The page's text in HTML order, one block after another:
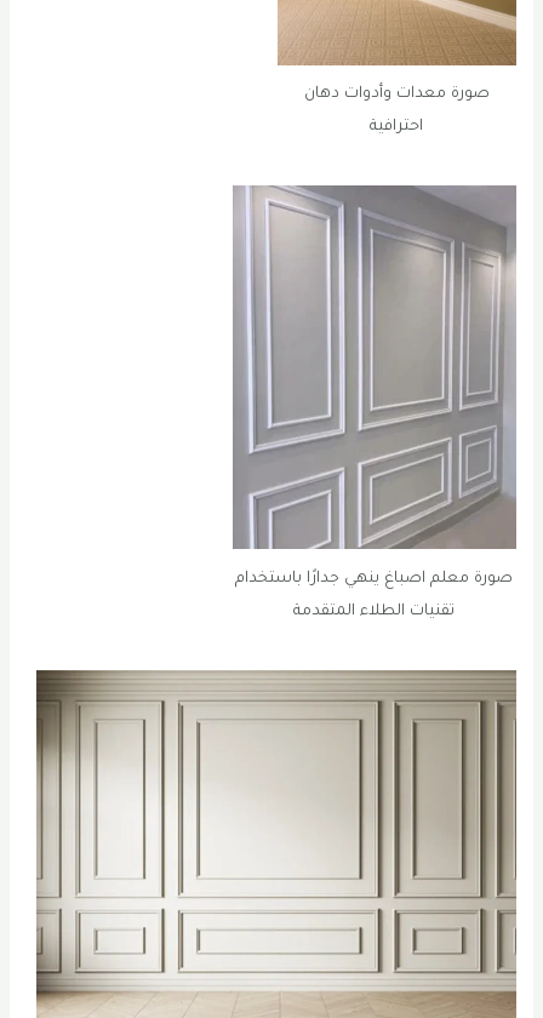
صورة معدات وأدوات دهان
احترافية
صورة معلم اصباغ ينهي جدارًا باستخدام
تقنيات الطلاء المتقدمة